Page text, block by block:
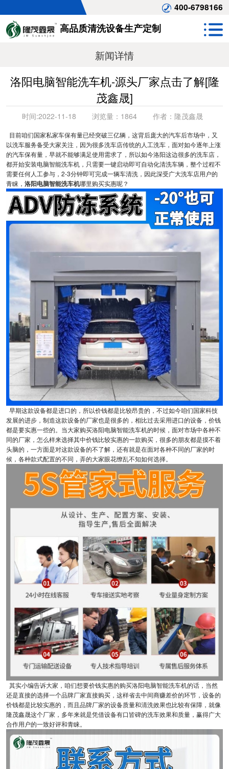
400-6798166
高品质清洗设备生产定制
新闻详情
洛阳电脑智能洗车机-源头厂家点击了解[隆
茂鑫晟]
时间:2022-11-18 浏览量： 1864 作者： 隆茂鑫晟
目前咱们国家私家车保有量已经突破三亿辆，这背后庞大的汽车后市场中，又
以洗车服务备受大家关注，因为很多洗车店传统的人工洗车，面对如今逐年上涨
的汽车保有量，早就不能够满足使用需求了，所以如今洛阳这边很多的洗车店，
都开始安装电脑智能洗车机，只需要一键启动即可自动化清洗车辆，整个过程不
需要任何人工参与，2-3分钟即可完成一辆车清洗，因此深受广大洗车店用户的
青睐， 洛阳电脑智能洗车机哪里购买实惠呢？
早期这款设备都是进口的，所以价钱都是比较昂贵的，不过如今咱们国家科技
发展的进步，制造这款设备的厂家也是很多的，相比过去采用进口的设备，价钱
都是要实惠一些的。当大家购买洛阳电脑智能洗车机的时候，面对市场中各种不
同的厂家，怎么样来选择其中价钱比较实惠的一款购买，很多的朋友都是摸不着
头脑的，一方面是对这款设备的不了解，还有就是在面对各种不同的厂家的时
候，各种款式配置的不同，弄的大家眼花缭乱不知如何选择。
其实小编告诉大家，咱们想要价钱实惠的购买洛阳电脑智能洗车机的话，当然
还是直接的选择一个品牌厂家直接购买，这样省去中间商赚差价的环节，设备的
价钱都是比较实惠的，而且品牌厂家的设备质量和清洗效果也比较有保障，就像
隆茂鑫晟这个厂家，多年来就是凭借设备有口皆碑的洗车效果和质量，赢得广大
合作用户的一致好评和青睐。